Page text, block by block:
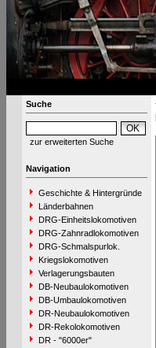
Suche
zur erweiterten Suche
Navigation
Geschichte & Hintergründe
Länderbahnen
DRG-Einheitslokomotiven
DRG-Zahnradlokomotiven
DRG-Schmalspurlok.
Kriegslokomotiven
Verlagerungsbauten
DB-Neubaulokomotiven
DB-Umbaulokomotiven
DR-Neubaulokomotiven
DR-Rekolokomotiven
DR - "6000er"